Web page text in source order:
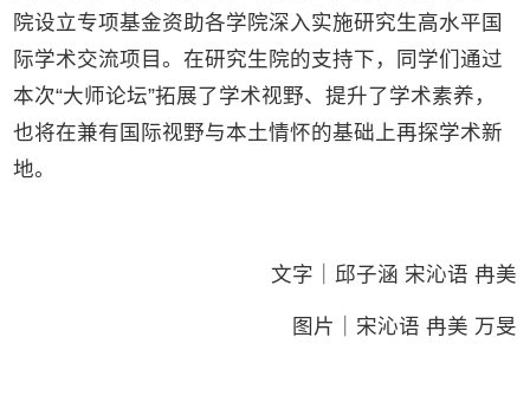
院设立专项基金资助各学院深入实施研究生高水平国
际学术交流项目。在研究生院的支持下，同学们通过
本次“大师论坛”拓展了学术视野、提升了学术素养，
也将在兼有国际视野与本土情怀的基础上再探学术新
地。
文字｜邱子涵 宋沁语 冉美
图片｜宋沁语 冉美 万旻